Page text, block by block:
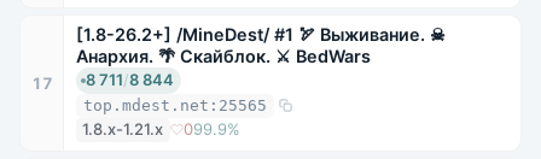
17
[1.8-26.2+] /MineDest/ #1 🏹 Выживание. ☠
Анархия. 🌴 Скайблок. ⚔ BedWars
8 711/8 844
top.mdest.net:25565
1.8.x-1.21.x 099.9%